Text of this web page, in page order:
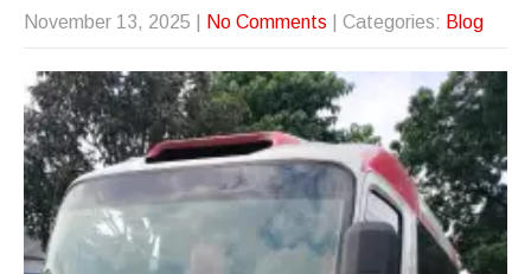
November 13, 2025 No Comments | Categories: Blog